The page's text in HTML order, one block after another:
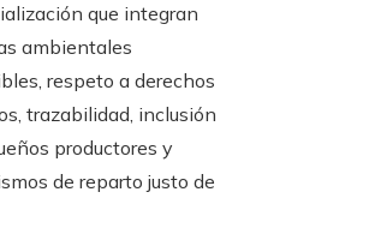
que integran
ambientales
respeto a derechos
trazabilidad, inclusión
productores y
de reparto justo de